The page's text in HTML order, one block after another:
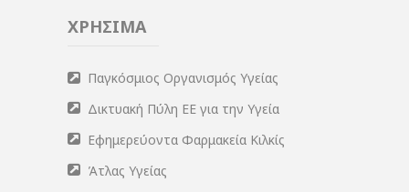
ΧΡΗΣΙΜΑ
Παγκόσμιος Οργανισμός Υγείας
Δικτυακή Πύλη ΕΕ για την Υγεία
Εφημερεύοντα Φαρμακεία Κιλκίς
Άτλας Υγείας